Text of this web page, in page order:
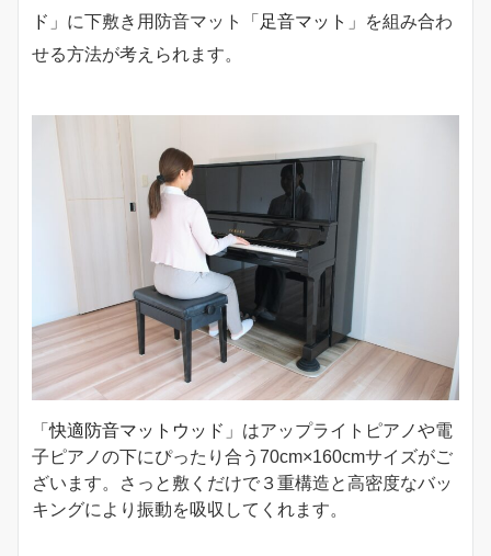
ド 」に下敷き用防音マット「 足音マット 」を組み合わ
せる方法が考えられます。
「快適防音マットウッド 」はアップライトピアノや電
子ピアノの下にぴったり合う70cm×160cmサイズがご
ざいます。さっと敷くだけで３重構造と高密度なバッ
キングにより振動を吸収してくれます。